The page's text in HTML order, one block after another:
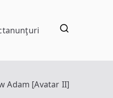
anunţuri
Adam [Avatar II]